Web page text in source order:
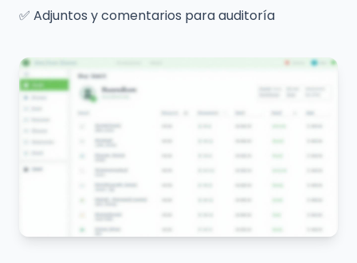
✅ Adjuntos y comentarios para auditoría